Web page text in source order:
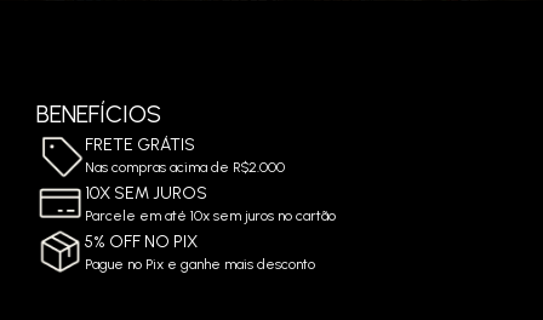
BENEFÍCIOS
FRETE GRÁTIS
Nas compras acima de R$2.000
10X SEM JUROS
Parcele em até 10x sem juros no cartão
5% OFF NO PIX
Pague no Pix e ganhe mais desconto